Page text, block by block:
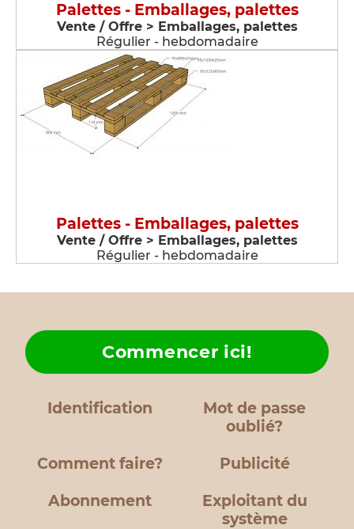
Palettes - Emballages, palettes
Vente / Offre > Emballages, palettes
Régulier - hebdomadaire
Palettes - Emballages, palettes
Vente / Offre > Emballages, palettes
Régulier - hebdomadaire
Identification
Mot de passe
oublié?
Comment faire?
Commencer ici!
Publicité
Abonnement
Exploitant du
système